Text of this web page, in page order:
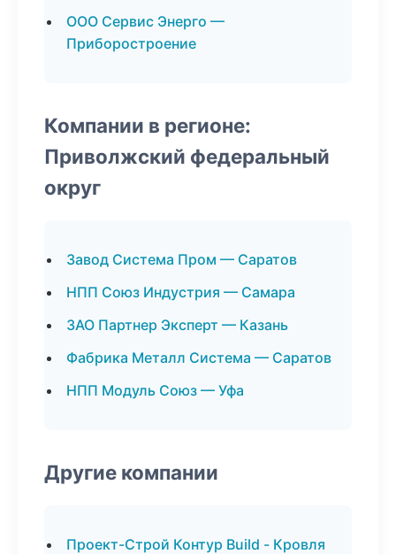
ООО Сервис Энерго —
Приборостроение
Компании в регионе:
Приволжский федеральный
округ
Завод Система Пром — Саратов
НПП Союз Индустрия — Самара
ЗАО Партнер Эксперт — Казань
Фабрика Металл Система — Саратов
НПП Модуль Союз — Уфа
Другие компании
Проект-Строй Контур Build - Кровля